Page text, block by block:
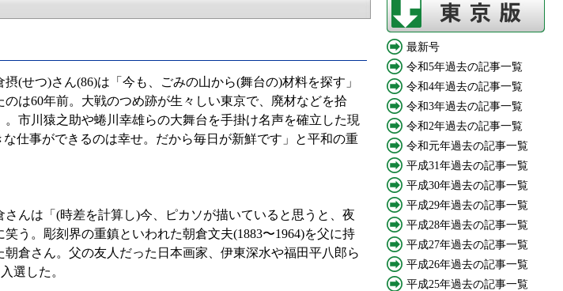
(せつ)さん(86)は「今も、ごみの山から(舞台の)材料を探す」
は60年前。大戦のつめ跡が生々しい東京で、廃材などを拾
市川猿之助や蜷川幸雄らの大舞台を手掛け名声を確立した現
仕事ができるのは幸せ。だから毎日が新鮮です」と平和の重
んは「(時差を計算し)今、ピカソが描いていると思うと、夜
う。彫刻界の重鎮といわれた朝倉文夫(1883〜1964)を父に持
倉さん。父の友人だった日本画家、伊東深水や福田平八郎ら
選した。
最新号
令和5年過去の記事一覧
令和4年過去の記事一覧
令和3年過去の記事一覧
令和2年過去の記事一覧
令和元年過去の記事一覧
平成31年過去の記事一覧
平成30年過去の記事一覧
平成29年過去の記事一覧
平成28年過去の記事一覧
平成27年過去の記事一覧
平成26年過去の記事一覧
平成25年過去の記事一覧